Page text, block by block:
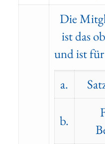
Die
ist das
und ist für
a.
b.